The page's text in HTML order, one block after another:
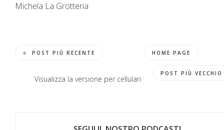
Michela La Grotteria
POST PIÙ RECENTE HOME PAGE
POST PIÙ VECCHIO
Visualizza la versione per cellulari